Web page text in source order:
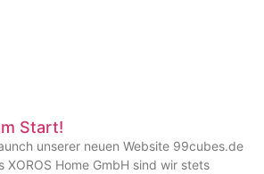
Start!
unserer neuen Website 99cubes.de
XOROS Home GmbH sind wir stets